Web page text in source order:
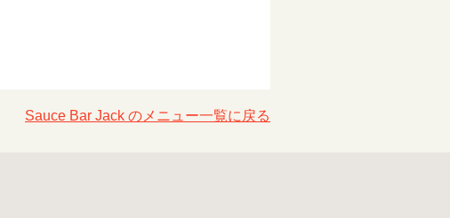
Sauce Bar Jack のメニュー一覧に戻る